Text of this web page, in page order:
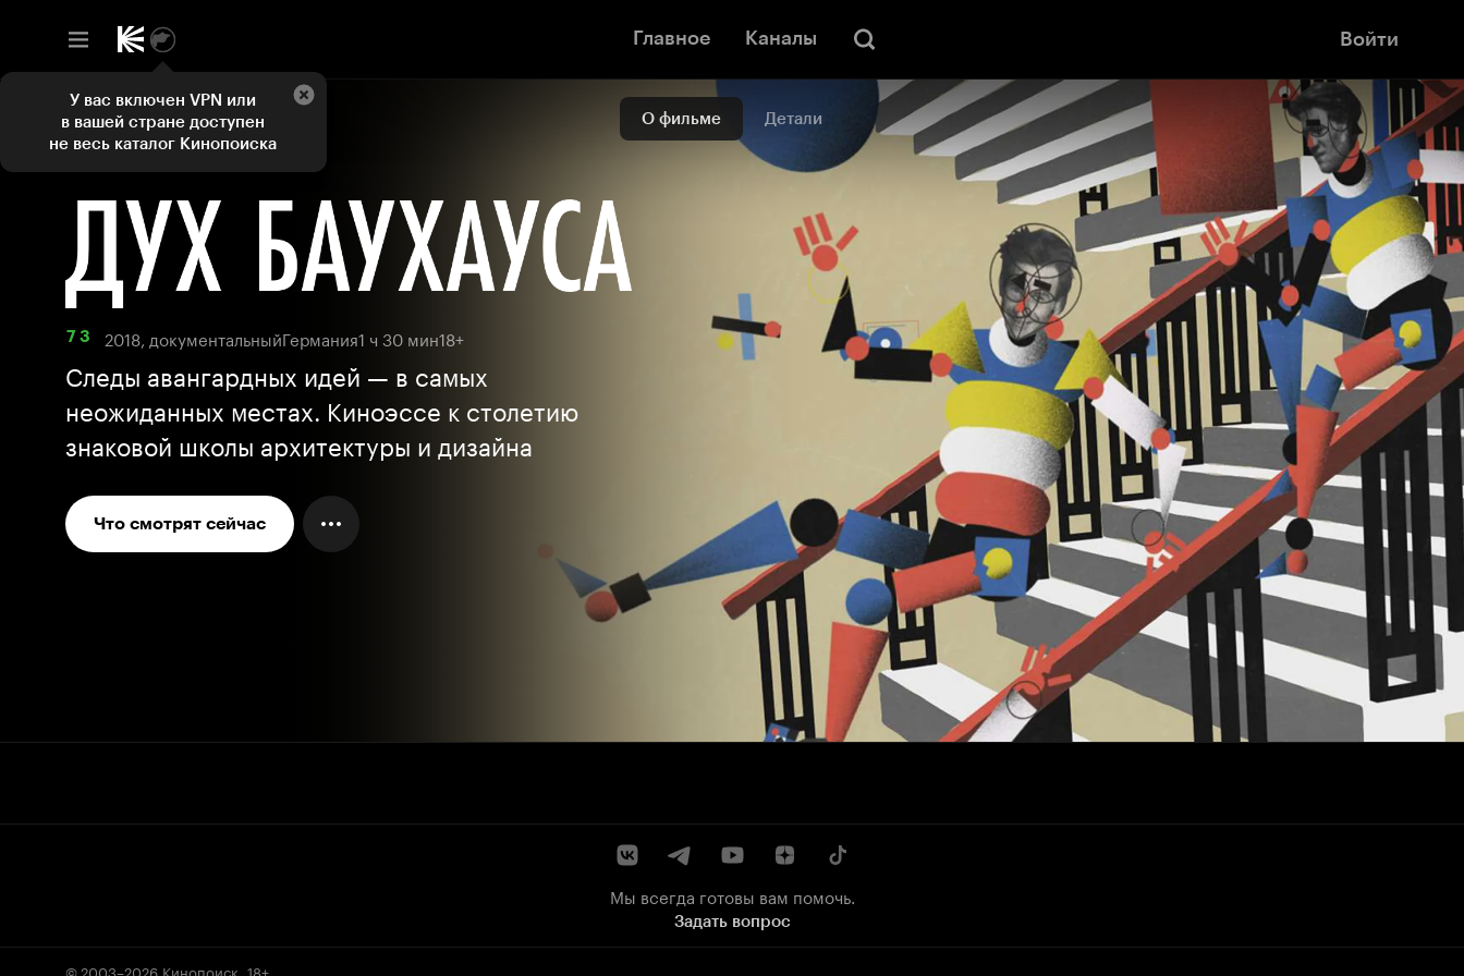
Главное Каналы Войти
О фильме Детали
7 3 2018, документальныйГермания1 ч 30 мин18+
Следы авангардных идей — в самых
неожиданных местах. Киноэссе к столетию
знаковой школы архитектуры и дизайна
Что смотрят сейчас
Мы всегда готовы вам помочь.
Задать вопрос
© 2003–2026 Кинопоиск 18+
У вас включен VPN или
в вашей стране доступен
не весь каталог Кинопоиска